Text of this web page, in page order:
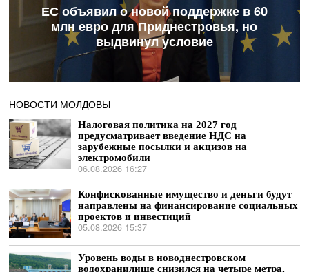
ЕС объявил о новой поддержке в 60
млн евро для Приднестровья, но
выдвинул условие
НОВОСТИ МОЛДОВЫ
Налоговая политика на 2027 год
предусматривает введение НДС на
зарубежные посылки и акцизов на
электромобили
06.08.2026 16:27
Конфискованные имущество и деньги будут
направлены на финансирование социальных
проектов и инвестиций
05.08.2026 15:37
Уровень воды в новоднестровском
водохранилище снизился на четыре метра,